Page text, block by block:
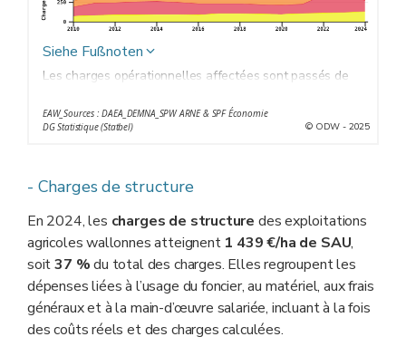
Siehe Fußnoten
Les charges opérationnelles affectées sont passés de
2013, avant de redescendre et de se stabiliser sous les
2022 et 2023.
essentiellement l’inflation de 2022 suite au conflit
ukraino-russe qui a impacté les cours des engrais et des
aliments notamment.
EAW_Sources : DAEA_DEMNA_SPW ARNE & SPF Économie
DG Statistique (Statbel)
© ODW - 2025
- Charges de structure
En 2024, les charges de structure des exploitations
agricoles wallonnes atteignent 1 439 €/ha de SAU,
soit37 %du total des charges. Elles regroupent les
dépenses liées à l’usage du foncier, au matériel, aux frais
généraux et à la main-d’œuvre salariée, incluant à la fois
des coûts réels et des charges calculées.